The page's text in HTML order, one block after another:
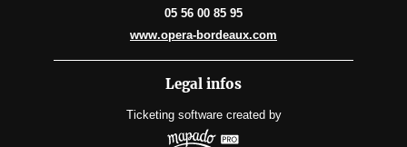
05 56 00 85 95
www.opera-bordeaux.com
Legal infos
Ticketing software created by